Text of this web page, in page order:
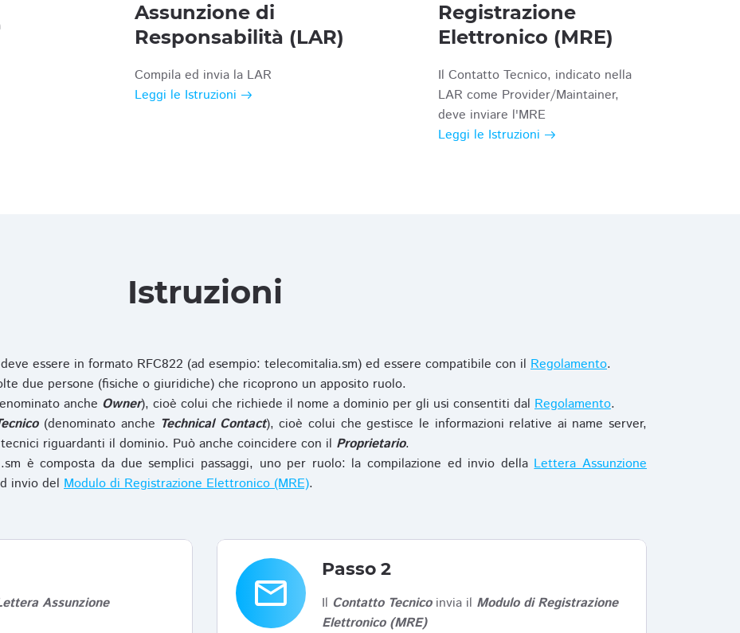
Assunzione di
Responsabilità (LAR)
Compila ed invia la LAR
Leggi le Istruzioni
Registrazione
Elettronico (MRE)
Il Contatto Tecnico, indicato nella
LAR come Provider/Maintainer,
deve inviare l'MRE
Leggi le Istruzioni
Istruzioni
essere in formato RFC822 (ad esempio: telecomitalia.sm) ed essere compatibile con il Regolamento.
due persone (fisiche o giuridiche) che ricoprono un apposito ruolo.
anche Owner), cioè colui che richiede il nome a dominio per gli usi consentiti dal Regolamento.
(denominato anche Technical Contact), cioè colui che gestisce le informazioni relative ai name server,
riguardanti il dominio. Può anche coincidere con il Proprietario.
è composta da due semplici passaggi, uno per ruolo: la compilazione ed invio dellaLettera Assunzione
invio del Modulo di Registrazione Elettronico (MRE).
Assunzione
email
Passo 2
Il Contatto Tecnicoinvia il Modulo di Registrazione
Elettronico (MRE)